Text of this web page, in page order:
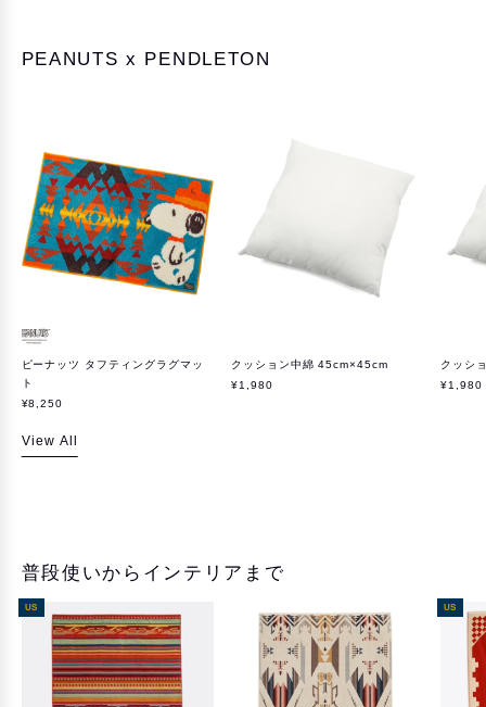
PEANUTS x PENDLETON
ピーナッツ タフティングラグマッ
ト
¥8,250
クッション中綿 45cm×45cm
¥1,980
クッシ
¥1,980
View All
普段使いからインテリアまで
US US